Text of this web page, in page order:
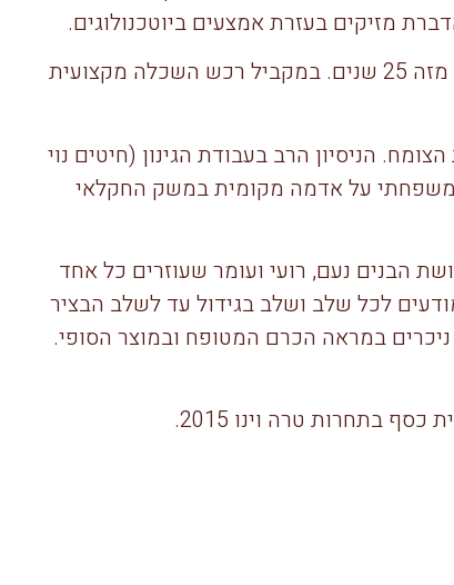
מזיקים בעזרת אמצעים ביוטכנולוגים.
עצמון עובד אדמה בתחום הגינון והקמת פרויקטים מזה 25 שנים. במקביל רכש השכלה מקצועית
הניסיון הרב בעבודת הגינון (חיטים נוי
על אדמה מקומית במשק החקלאי
הבנים נעם, רועי ועומר שעוזרים כל אחד
לכל שלב ושלב בגידול עד לשלב הבציר
במראה הכרם המטופח ובמוצר הסופי.